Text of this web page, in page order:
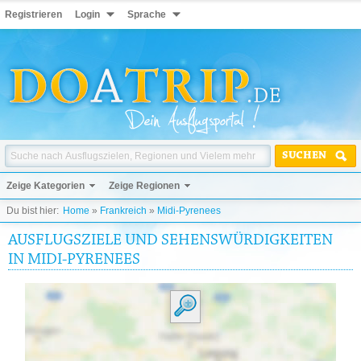
Registrieren Login Sprache
SUCHEN
Zeige Kategorien Zeige Regionen
Du bist hier: Home » Frankreich » Midi-Pyrenees
AUSFLUGSZIELE UND SEHENSWÜRDIGKEITEN
IN MIDI-PYRENEES